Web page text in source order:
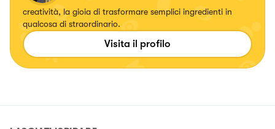
creatività, la gioia di trasformare semplici ingredienti in
qualcosa di straordinario.
Visita il profilo